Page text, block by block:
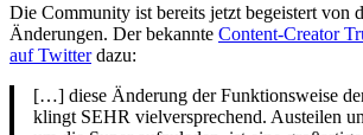
Die Community ist bereits jetzt begeistert von
Änderungen. Der bekannte Content-Creator
auf Twitterdazu:
[…] diese Änderung der Funktionsweise
klingt SEHR vielversprechend. Austeilen